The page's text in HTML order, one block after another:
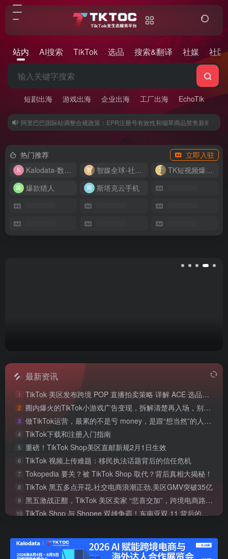
站内 AI搜索 TikTok 选品 搜索&翻译 社媒 社区
短剧出海 游戏出海 企业出海 工厂出海 EchoTik
阿里巴巴国际站调整合规政策：EPR注册号有效性和烟草商品禁售新规定
热门推荐
立即入驻
Kalodata-数据分析平台
智媒全球-社媒管理平台
TK短视频爆款复刻
爆款猎人
斯塔克云手机
最新资讯
1 TikTok 美区发布跨境 POP 直播拍卖策略 详解 ACE 选品与三大拍卖机制
2 圈内爆火的TikTok小游戏广告变现，拆解清楚再入场，别盲目跟风
3 做TikTok运营，最累的不是亏 money，是跟“想当然”的人废话
4 TikTok下载和注册入门指南
5 重磅！TikTok Shop美区直邮新规2月1日生效
6 TikTok 视频上传难题：移民执法话题背后的信任危机
7 Tokopedia 要关？被 TikTok Shop 取代？背后真相大揭秘！
8 TikTok 黑五多点开花,社交电商浪潮正劲,美区GMV突破35亿
9 黑五激战正酣，TikTok 美区卖家 “悲喜交加”，跨境电商路在何方？
10 TikTok Shop 与 Shopee 双雄争霸！东南亚双 11 背后的内容电商新战局
12 TikTok二审风暴来袭，跨境商家如何保住账号 “生命线”？
13 TikTok 柏林裁员风波：遣散费终定，AI 与外包引发的行业思考